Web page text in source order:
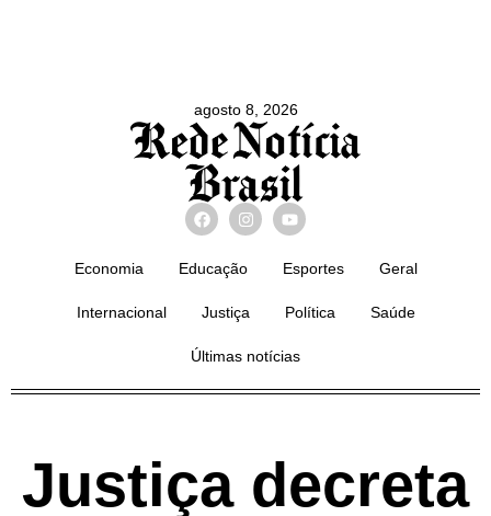
agosto 8, 2026
Economia Educação Esportes Geral
Internacional Justiça Política Saúde
Últimas notícias
Justiça decreta